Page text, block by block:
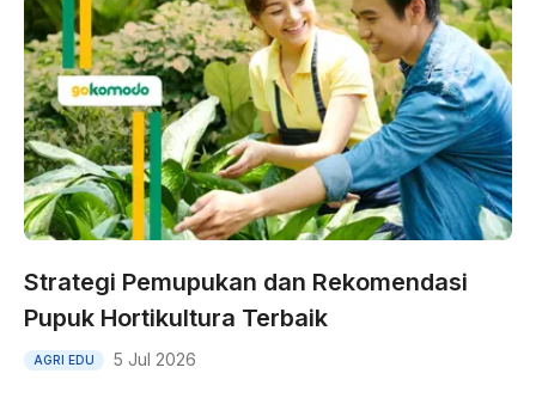
Strategi Pemupukan dan Rekomendasi
Pupuk Hortikultura Terbaik
AGRI EDU 5 Jul 2026